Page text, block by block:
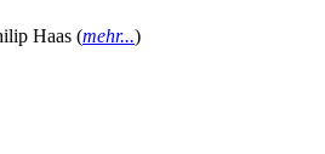
Haas (mehr...)